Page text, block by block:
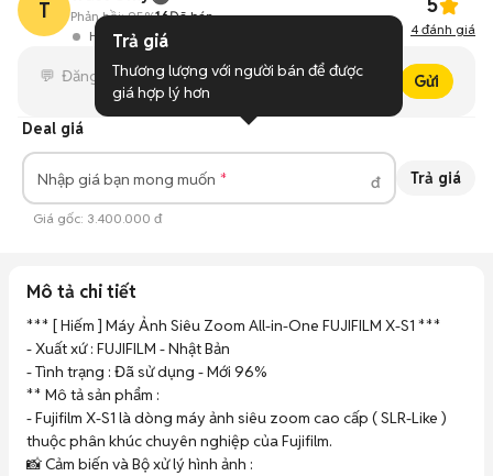
T
Hoạt động 17 phút trước
Phản hồi: 95%16Đã bán
4 đánh giá
Gửi
Deal giá
Nhập giá bạn mong muốn đ Trả giá
Giá gốc: 3.400.000 đ
Mô tả chi tiết
*** [ Hiếm ] Máy Ảnh Siêu Zoom All-in-One FUJIFILM X-S1 ***
- Xuất xứ : FUJIFILM - Nhật Bản
- Tình trạng : Đã sử dụng - Mới 96%
** Mô tả sản phẩm :
- Fujifilm X-S1 là dòng máy ảnh siêu zoom cao cấp ( SLR-Like )
thuộc phân khúc chuyên nghiệp của Fujifilm.
📸 Cảm biến và Bộ xử lý hình ảnh :
Trả giá
Thương lượng với người bán để được
giá hợp lý hơn